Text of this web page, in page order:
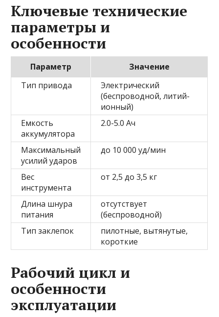
Ключевые технические
параметры и
особенности
Параметр
Значение
Тип привода
Электрический
(беспроводной, литий-
ионный)
Емкость
аккумулятора
2.0-5.0 Ач
Максимальный
усилий ударов
до 10 000 уд/мин
Вес
инструмента
от 2,5 до 3,5 кг
Длина шнура
питания
отсутствует
(беспроводной)
Тип заклепок
пилотные, вытянутые,
короткие
Рабочий цикл и
особенности
эксплуатации